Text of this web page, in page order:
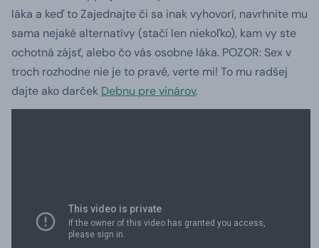
láka a keď to Zajednajte či sa inak vyhovorí, navrhnite mu
sama nejaké alternatívy (stačí len niekoľko), kam vy ste
ochotná zájsť, alebo čo vás osobne láka. POZOR: Sex v
troch rozhodne nie je to pravé, verte mi! To mu radšej
dajte ako darček Debnu pre vinárov.